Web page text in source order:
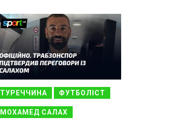
ТУРЕЧЧИНА ФУТБОЛІСТ
МОХАМЕД САЛАХ